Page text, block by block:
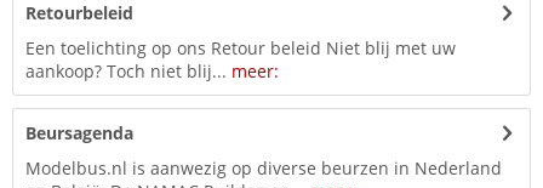
Retourbeleid
Een toelichting op ons Retour beleid Niet blij met uw
aankoop? Toch niet blij... meer:
Beursagenda
Modelbus.nl is aanwezig op diverse beurzen in Nederland